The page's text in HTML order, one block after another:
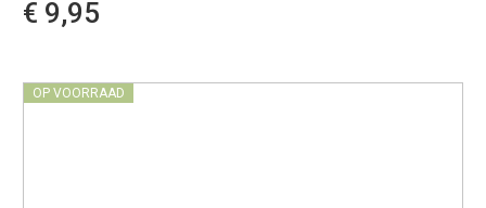
€ 9,95
OP VOORRAAD